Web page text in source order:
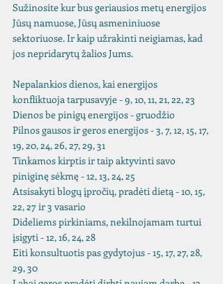
Sužinosite kur bus geriausios metų energijos
Jūsų namuose, Jūsų asmeniniuose
sektoriuose. Ir kaip užrakinti neigiamas, kad
jos nepridarytų žalios Jums.
Nepalankios dienos, kai energijos
konfliktuoja tarpusavyje - 9, 10, 11, 21, 22, 23
Dienos be pinigų energijos - gruodžio
Pilnos gausos ir geros energijos - 3, 7, 12, 15, 17,
19, 20, 24, 26, 27, 29, 31
Tinkamos kirptis ir taip aktyvinti savo
piniginę sėkmę - 12, 13, 24, 25
Atsisakyti blogų įpročių, pradėti dietą - 10, 15,
22, 27 ir 3 vasario
Dideliems pirkiniams, nekilnojamam turtui
įsigyti - 12, 16, 24, 28
Eiti konsultuotis pas gydytojus - 15, 17, 27, 28,
29, 30